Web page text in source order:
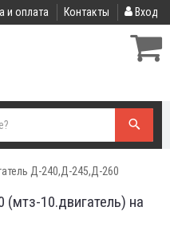
и оплата Контакты Вход
Д-240,Д-245,Д-260
10.двигатель) на